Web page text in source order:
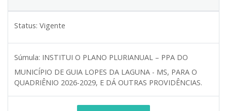
Status: Vigente
Súmula: INSTITUI O PLANO PLURIANUAL – PPA DO
MUNICÍPIO DE GUIA LOPES DA LAGUNA - MS, PARA O
QUADRIÊNIO 2026-2029, E DÁ OUTRAS PROVIDÊNCIAS.